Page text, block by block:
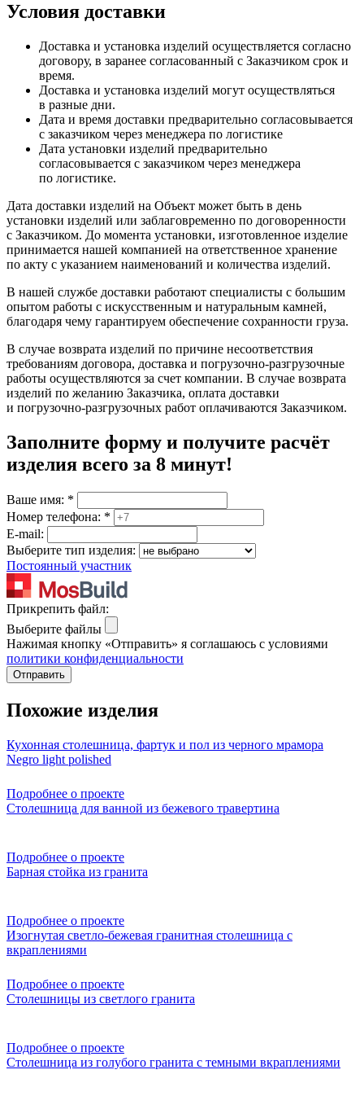
Условия доставки
Доставка и установка изделий осуществляется согласно
договору, в заранее согласованный с Заказчиком срок и
время.
Доставка и установка изделий могут осуществляться
в разные дни.
Дата и время доставки предварительно согласовывается
с заказчиком через менеджера по логистике
Дата установки изделий предварительно
согласовывается с заказчиком через менеджера
по логистике.
Дата доставки изделий на Объект может быть в день
установки изделий или заблаговременно по договоренности
с Заказчиком. До момента установки, изготовленное изделие
принимается нашей компанией на ответственное хранение
по акту с указанием наименований и количества изделий.
В нашей службе доставки работают специалисты с большим
опытом работы с искусственным и натуральным камней,
благодаря чему гарантируем обеспечение сохранности груза.
В случае возврата изделий по причине несоответствия
требованиям договора, доставка и погрузочно-разгрузочные
работы осуществляются за счет компании. В случае возврата
изделий по желанию Заказчика, оплата доставки
и погрузочно-разгрузочных работ оплачиваются Заказчиком.
Заполните форму и получите расчёт
изделия всего за 8 минут!
Ваше имя: *
Номер телефона: *
E-mail:
Выберите тип изделия:
Постоянный участник
Прикрепить файл:
Выберите файлы
Нажимая кнопку «Отправить» я соглашаюсь с условиями
политики конфиденциальности
Отправить
Похожие изделия
Кухонная столешница, фартук и пол из черного мрамора
Negro light polished
Подробнее о проекте
Столешница для ванной из бежевого травертина
Подробнее о проекте
Барная стойка из гранита
Подробнее о проекте
Изогнутая светло-бежевая гранитная столешница с
вкраплениями
Подробнее о проекте
Столешницы из светлого гранита
Подробнее о проекте
Столешница из голубого гранита с темными вкраплениями